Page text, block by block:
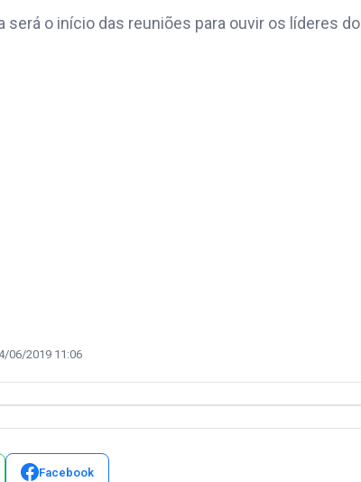
será o início das reuniões para ouvir os líderes
06/2019 11:06
Facebook